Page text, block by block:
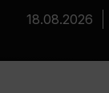
18.08.2026